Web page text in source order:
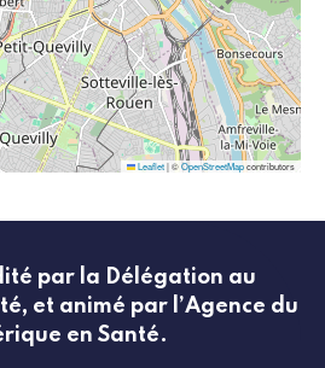
Leaflet|©OpenStreetMapcontributors
par la Délégation au
et animé par l’Agence du
en Santé.